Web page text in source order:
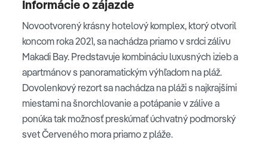
Informácie o zájazde
Novootvorený krásny hotelový komplex, ktorý otvoril
koncom roka 2021, sa nachádza priamo v srdci zálivu
Makadi Bay. Predstavuje kombináciu luxusných izieb a
apartmánov s panoramatickým výhľadom na pláž.
Dovolenkový rezort sa nachádza na pláži s najkrajšími
miestami na šnorchlovanie a potápanie v zálive a
ponúka tak možnosť preskúmať úchvatný podmorský
svet Červeného mora priamo z pláže.